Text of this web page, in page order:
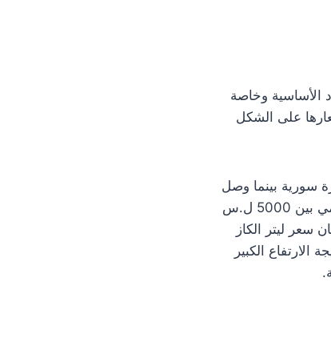
الأساسية وخاصة
على الشكل
الحر إلى 4500 ل.س وتراوح سعر ليتر المازوت الحر بين 3500 والـ 4000 ليرة سورية بينما وصل
سعر تبديل جرّة الغاز إلى 95000 ل.س وأقل بخمسة آلاف في مناطق أُخرى، بينما سعره النظامي بين 5000 ل.س
ليتر الكاز
الارتفاع الكبير